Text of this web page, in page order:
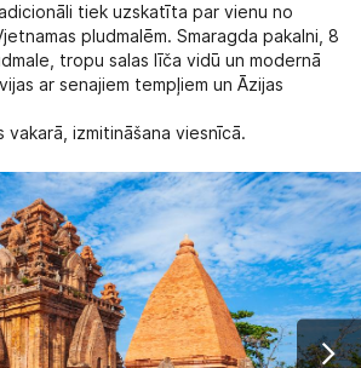
tiek uzskatīta par vienu no
pludmalēm. Smaragda pakalni, 8
tropu salas līča vidū un modernā
ar senajiem tempļiem un Āzijas
vakarā, izmitināšana viesnīcā.